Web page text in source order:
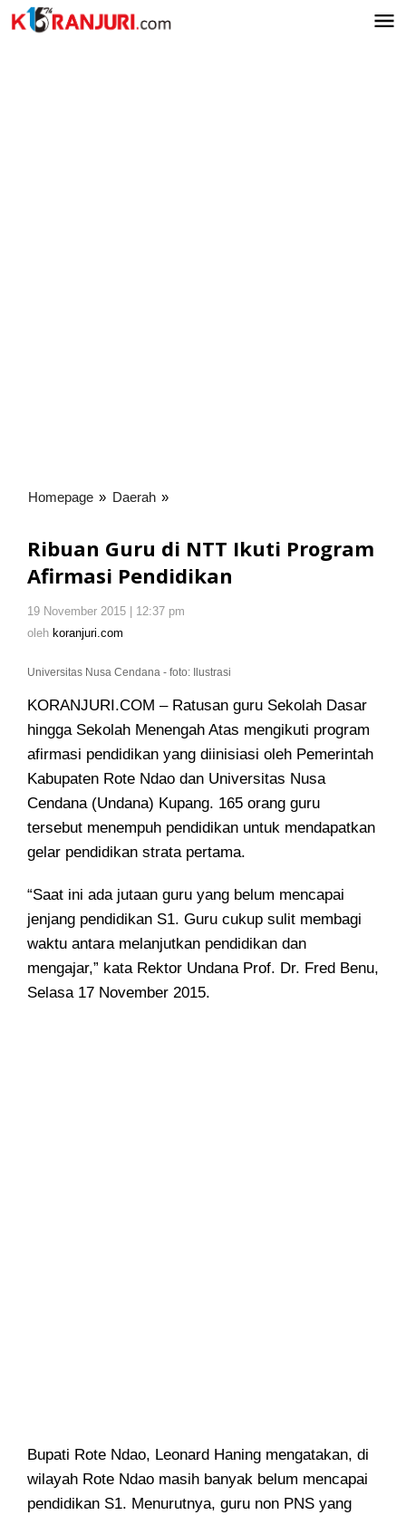
Lewati
ke
Homepage » Daerah »
NTT
Ikuti
Afirmasi
Ribuan Guru di NTT Ikuti Program
Afirmasi Pendidikan
19 November 2015 | 12:37 pm
oleh koranjuri.com
Universitas Nusa Cendana - foto: Ilustrasi
KORANJURI.COM – Ratusan guru Sekolah Dasar
hingga Sekolah Menengah Atas mengikuti program
afirmasi pendidikan yang diinisiasi oleh Pemerintah
Kabupaten Rote Ndao dan Universitas Nusa
Cendana (Undana) Kupang. 165 orang guru
tersebut menempuh pendidikan untuk mendapatkan
gelar pendidikan strata pertama.
“Saat ini ada jutaan guru yang belum mencapai
jenjang pendidikan S1. Guru cukup sulit membagi
waktu antara melanjutkan pendidikan dan
mengajar,” kata Rektor Undana Prof. Dr. Fred Benu,
Selasa 17 November 2015.
Bupati Rote Ndao, Leonard Haning mengatakan, di
wilayah Rote Ndao masih banyak belum mencapai
pendidikan S1. Menurutnya, guru non PNS yang